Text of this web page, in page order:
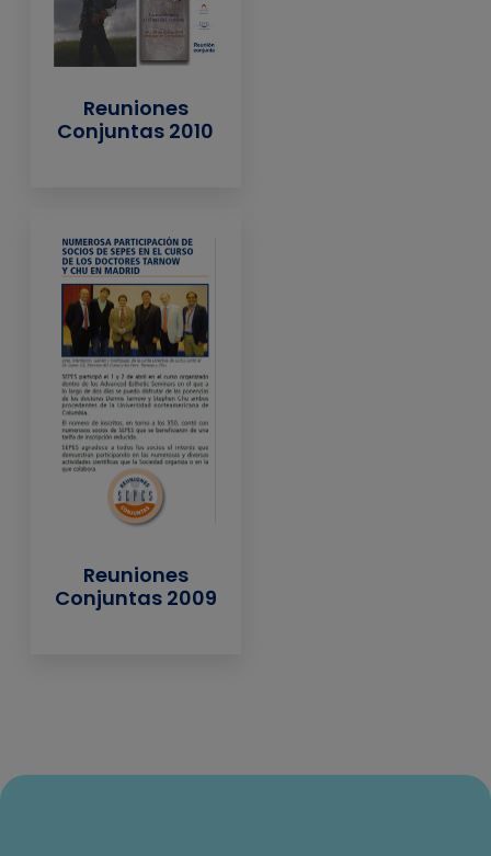
Reuniones
Conjuntas 2010
Reuniones
Conjuntas 2009